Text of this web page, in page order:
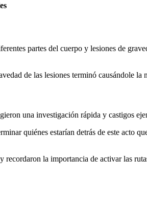
partes del cuerpo y lesiones de
de las lesiones terminó causándole la
una investigación rápida y castigos
quiénes estarían detrás de este acto
la importancia de activar las